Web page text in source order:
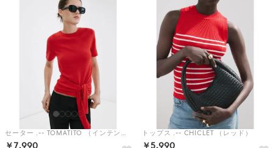
セーター .-- TOMATITO （インテンスレッド）
￥7,990
トップス .-- CHICLET （レッド）
￥5,990